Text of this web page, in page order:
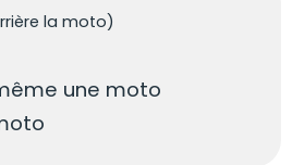
la moto)
une moto